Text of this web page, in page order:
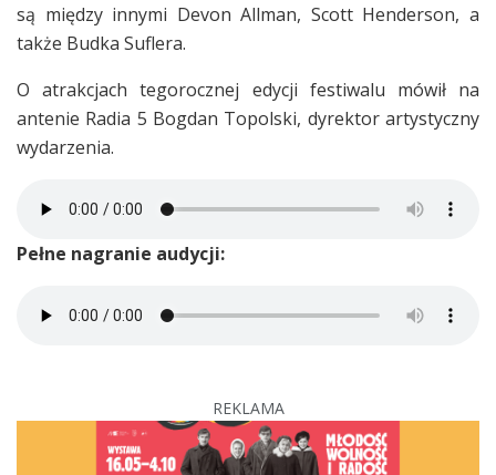
są między innymi Devon Allman, Scott Henderson, a
także Budka Suflera.
O atrakcjach tegorocznej edycji festiwalu mówił na
antenie Radia 5 Bogdan Topolski, dyrektor artystyczny
wydarzenia.
Pełne nagranie audycji:
REKLAMA